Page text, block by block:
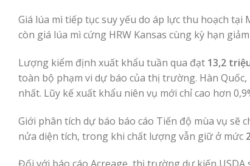
Giá lúa mì tiếp tục suy yếu do áp lực thu hoạch tại
còn giá lúa mì cứng HRW Kansas cùng kỳ hạn
Lượng kiểm định xuất khẩu tuần qua đạt 13,2
toàn bộ phạm vi dự báo của thị trường. Hàn
nhất. Lũy kế xuất khẩu niên vụ mới chỉ cao hơn
Giới phân tích dự báo báo cáo Tiến độ mùa vụ sẽ
nửa diện tích, trong khi chất lượng vẫn giữ ở mức